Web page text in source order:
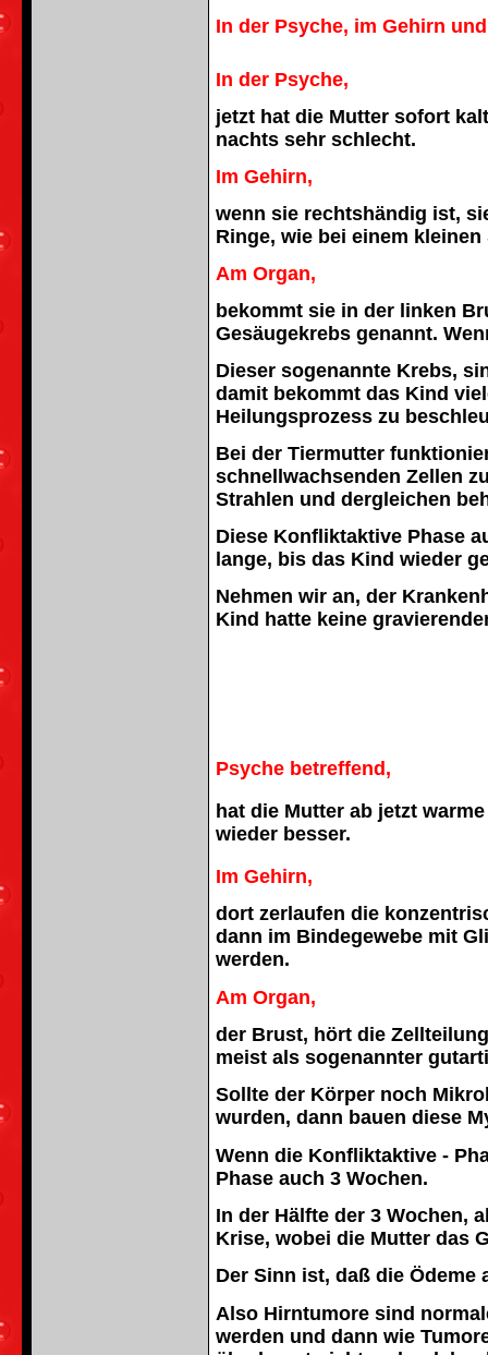
In der Psyche, im Gehirn
In der Psyche,
jetzt hat die Mutter sofort
nachts sehr schlecht.
Im Gehirn,
wenn sie rechtshändig ist,
Ringe, wie bei einem
Am Organ,
bekommt sie in der linken
Gesäugekrebs genannt.
Dieser sogenannte Krebs,
damit bekommt das Kind
Heilungsprozess zu
Bei der Tiermutter
schnellwachsenden Zellen
Strahlen und dergleichen
Diese Konfliktaktive Phase
lange, bis das Kind wieder
Nehmen wir an, der
Kind hatte keine
Psyche betreffend,
hat die Mutter ab jetzt
wieder besser.
Im Gehirn,
dort zerlaufen die
dann im Bindegewebe mit
werden.
Am Organ,
der Brust, hört die
meist als sogenannter
Sollte der Körper noch
wurden, dann bauen diese
Wenn die Konfliktaktive -
Phase auch 3 Wochen.
In der Hälfte der 3 Wochen,
Krise, wobei die Mutter das
Der Sinn ist, daß die Ödeme
Also Hirntumore sind
werden und dann wie